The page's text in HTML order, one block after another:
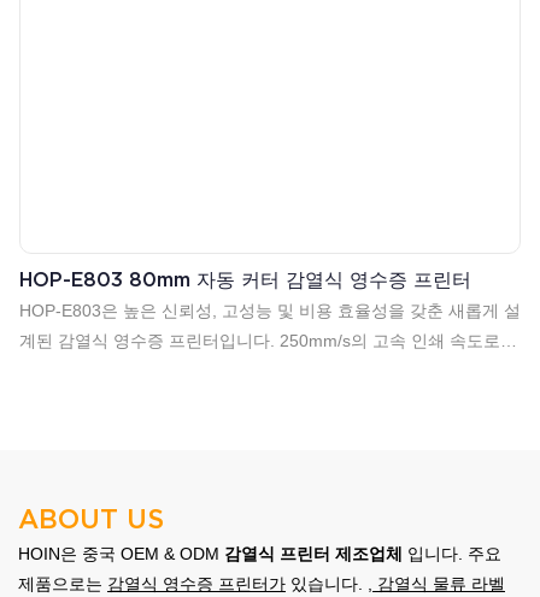
HOP-E803 80mm 자동 커터 감열식 영수증 프린터
HOP-E803은 높은 신뢰성, 고성능 및 비용 효율성을 갖춘 새롭게 설
계된 감열식 영수증 프린터입니다. 250mm/s의 고속 인쇄 속도로
ABOUT US
HOIN은 중국 OEM & ODM 감열식 프린터 제조업체 입니다. 주요
제품으로는 감열식 영수증 프린터가 있습니다.
감열식 물류 라벨